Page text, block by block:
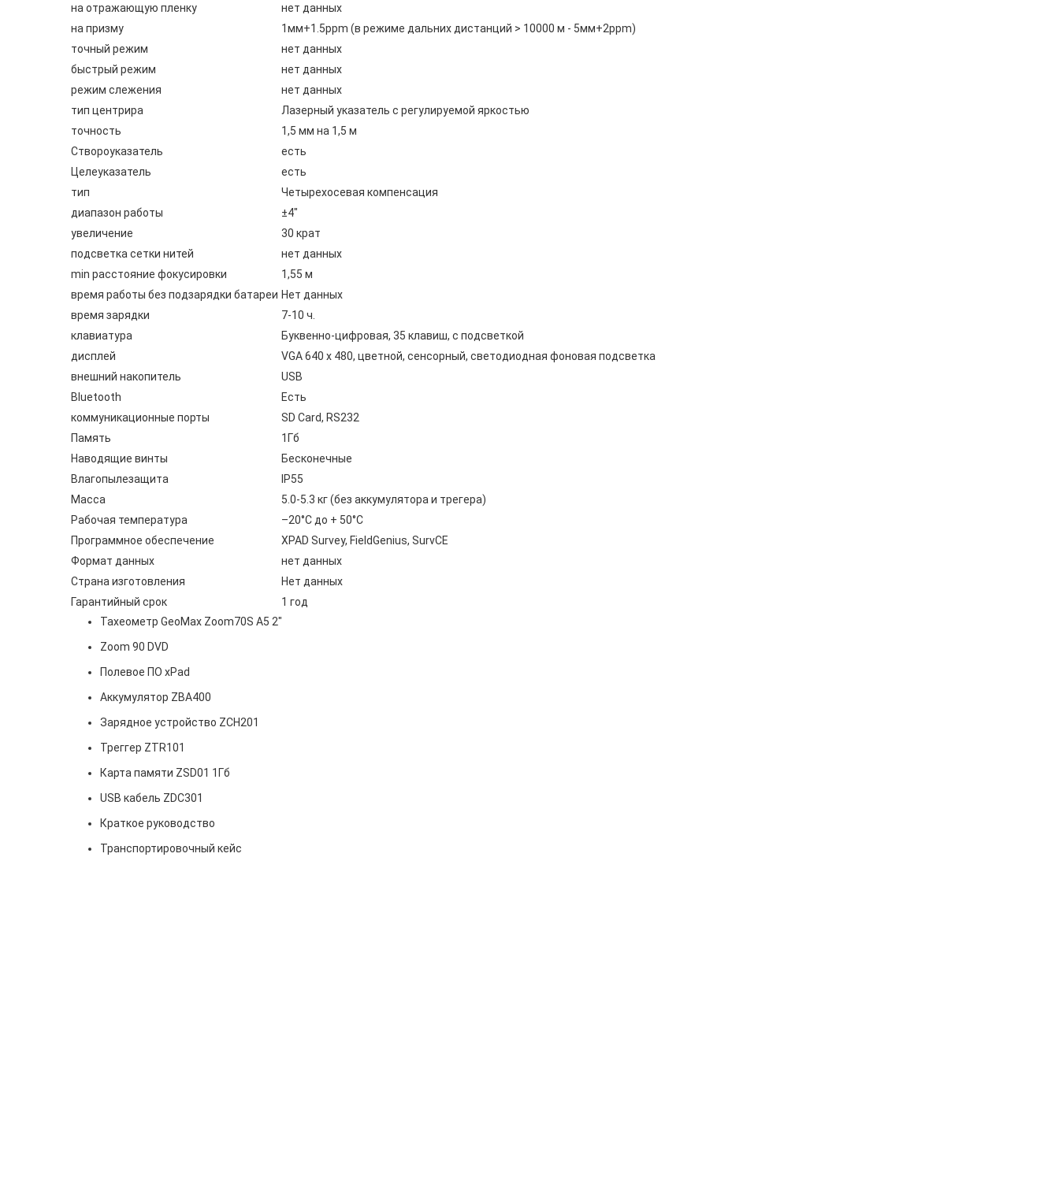
на отражающую пленку
нет данных
на призму
1мм+1.5ppm (в режиме дальних дистанций > 10000 м - 5мм+2ppm)
точный режим
нет данных
быстрый режим
нет данных
режим слежения
нет данных
тип центрира
Лазерный указатель с регулируемой яркостью
точность
1,5 мм на 1,5 м
Створоуказатель
есть
Целеуказатель
есть
тип
Четырехосевая компенсация
диапазон работы
±4"
увеличение
30 крат
подсветка сетки нитей
нет данных
min расстояние фокусировки
1,55 м
время работы без подзарядки батареи Нет данных
время зарядки
7-10 ч.
клавиатура
Буквенно-цифровая, 35 клавиш, с подсветкой
дисплей
VGA 640 x 480, цветной, сенсорный, светодиодная фоновая подсветка
внешний накопитель
USB
Bluetooth
Есть
коммуникационные порты
SD Card, RS232
Память
1Гб
Наводящие винты
Бесконечные
Влагопылезащита
IP55
Масса
5.0-5.3 кг (без аккумулятора и трегера)
Рабочая температура
–20°C до + 50°C
Программное обеспечение
XPAD Survey, FieldGenius, SurvCE
Формат данных
нет данных
Страна изготовления
Нет данных
Гарантийный срок
1 год
Тахеометр GeoMax Zoom70S A5 2"
Zoom 90 DVD
Полевое ПО xPad
Аккумулятор ZBA400
Зарядное устройство ZCH201
Треггер ZTR101
Карта памяти ZSD01 1Гб
USB кабель ZDC301
Краткое руководство
Транспортировочный кейс